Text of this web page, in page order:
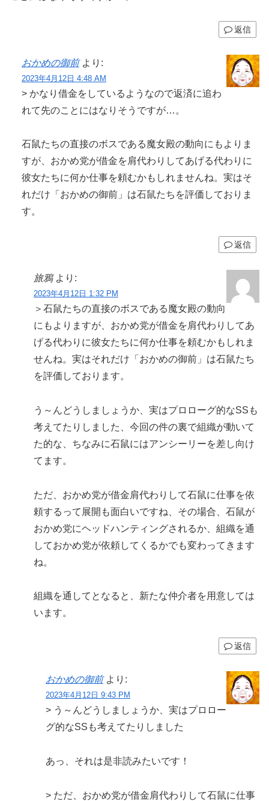
返信
おかめの御前 より:
2023年4月12日 4:48 AM
> かなり借金をしているようなので返済に追わ
れて先のことにはなりそうですが…。
石鼠たちの直接のボスである魔女殿の動向にもよりま
すが、おかめ党が借金を肩代わりしてあげる代わりに
彼女たちに何か仕事を頼むかもしれませんね。実はそ
れだけ「おかめの御前」は石鼠たちを評価しておりま
す。
返信
旅鴉 より:
2023年4月12日 1:32 PM
＞石鼠たちの直接のボスである魔女殿の動向
にもよりますが、おかめ党が借金を肩代わりしてあ
げる代わりに彼女たちに何か仕事を頼むかもしれま
せんね。実はそれだけ「おかめの御前」は石鼠たち
を評価しております。
う～んどうしましょうか、実はプロローグ的なSSも
考えてたりしました、今回の件の裏で組織が動いて
た的な、ちなみに石鼠にはアンシーリーを差し向け
てます。
ただ、おかめ党が借金肩代わりして石鼠に仕事を依
頼するって展開も面白いですね、その場合、石鼠が
おかめ党にヘッドハンティングされるか、組織を通
しておかめ党が依頼してくるかでも変わってきます
ね。
組織を通してとなると、新たな仲介者を用意しては
います。
返信
おかめの御前 より:
2023年4月12日 9:43 PM
> う～んどうしましょうか、実はプロロー
グ的なSSも考えてたりしました
あっ、それは是非読みたいです！
> ただ、おかめ党が借金肩代わりして石鼠に仕事